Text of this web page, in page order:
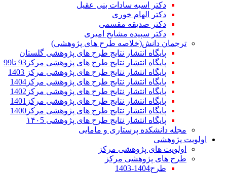
دکتر اسیه سادات بنی عقیل
دکتر الهام خوری
دکتر صدیقه مقسمی
دکتر سپیده مشایخ امیری
ترجمان دانش(خلاصه طرح های پژوهشی)
پایگاه انتشار نتایج طرح های پژوهشی گلستان
پایگاه انتشار نتایج طرح های پژوهشی مرکز93 تا99
پایگاه انتشار نتایج طرح های پژوهشی مرکز 1403
پایگاه انتشار نتایج طرح های پژوهشی مرکز1404
پایگاه انتشار نتایج طرح های پژوهشی مرکز1402
پایگاه انتشار نتایج طرح های پژوهشی مرکز1401
پایگاه انتشار نتایج طرح های پژوهشی مرکز1400
پایگاه انتشار نتایج طرح های پژوهشی ۱۴۰5
مجله دانشکده پرستاری و مامایی
اولویت پژوهشی
اولویت های پژوهشی مرکز
طرح های پژوهشی مرکز
طرح1404-1403